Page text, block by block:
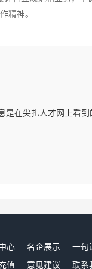
精神。
是在尖扎人才网上看到
心 名企展示 一句
值 意见建议 联系